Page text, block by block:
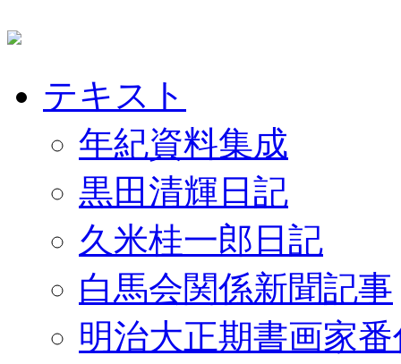
テキスト
年紀資料集成
黒田清輝日記
久米桂一郎日記
白馬会関係新聞記事
明治大正期書画家